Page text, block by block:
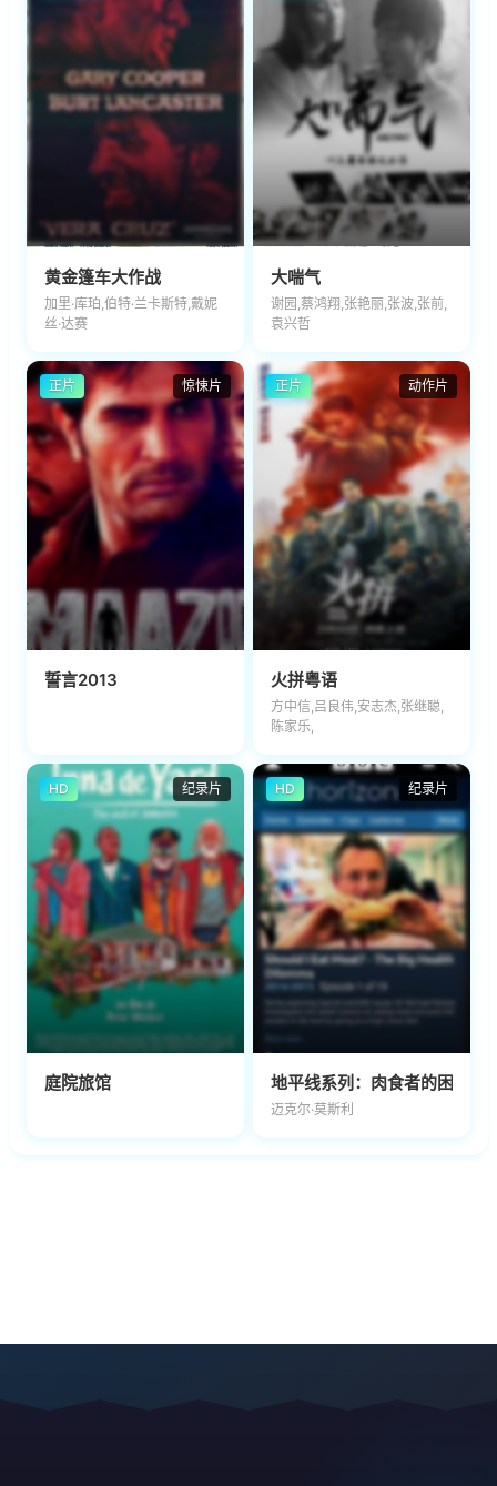
黄金篷车大作战
加里·库珀,伯特·兰卡斯特,戴妮
丝·达赛
大喘气
谢园,蔡鸿翔,张艳丽,张波,张前,
袁兴哲
惊悚片
正片
誓言2013
动作片
正片
火拼粤语
方中信,吕良伟,安志杰,张继聪,
陈家乐,
纪录片
HD
庭院旅馆
纪录片
HD
地平线系列：肉食者的困境
迈克尔·莫斯利